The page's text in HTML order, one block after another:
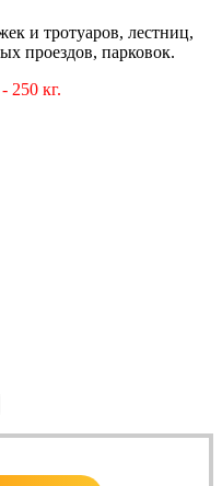
и тротуаров, лестниц,
проездов, парковок.
250 кг.